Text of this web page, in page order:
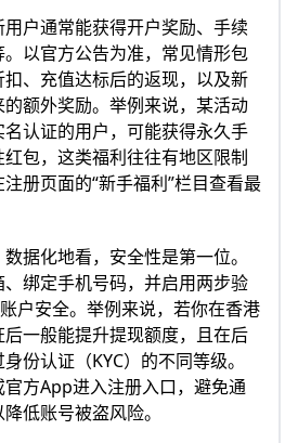
户通常能获得开户奖励、手续
以官方公告为准，常见情形包
、充值达标后的返现，以及新
额外奖励。举例来说，某活动
认证的用户，可能获得永久手
包，这类福利往往有地区限制
册页面的“新手福利”栏目查看最
据化地看，安全性是第一位。
绑定手机号码，并启用两步验
户安全。举例来说，若你在香港
一般能提升提现额度，且在后
份认证（KYC）的不同等级。
方App进入注册入口，避免通
低账号被盗风险。